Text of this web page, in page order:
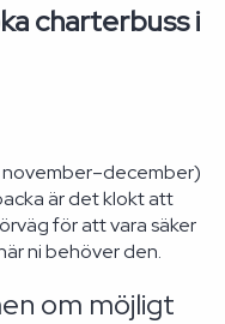
charterbuss i
november–december)
är det klokt att
för att vara säker
ni behöver den.
om möjligt